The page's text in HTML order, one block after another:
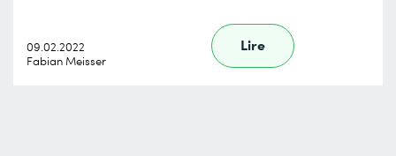
09.02.2022
Fabian Meisser
Lire